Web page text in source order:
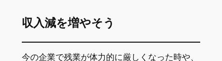
収入減を増やそう
今の企業で残業が体力的に厳しくなった時や、